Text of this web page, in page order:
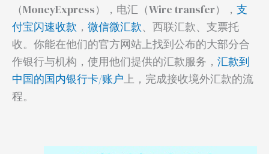
（MoneyExpress），电汇（Wire transfer）， 支
付宝闪速收款 ， 微信微汇款、西联汇款、支票托
收。你能在他们的官方网站上找到公布的大部分合
作银行与机构，使用他们提供的汇款服务， 汇款到
中国的国内银行卡/账户上，完成接收境外汇款的流
程。